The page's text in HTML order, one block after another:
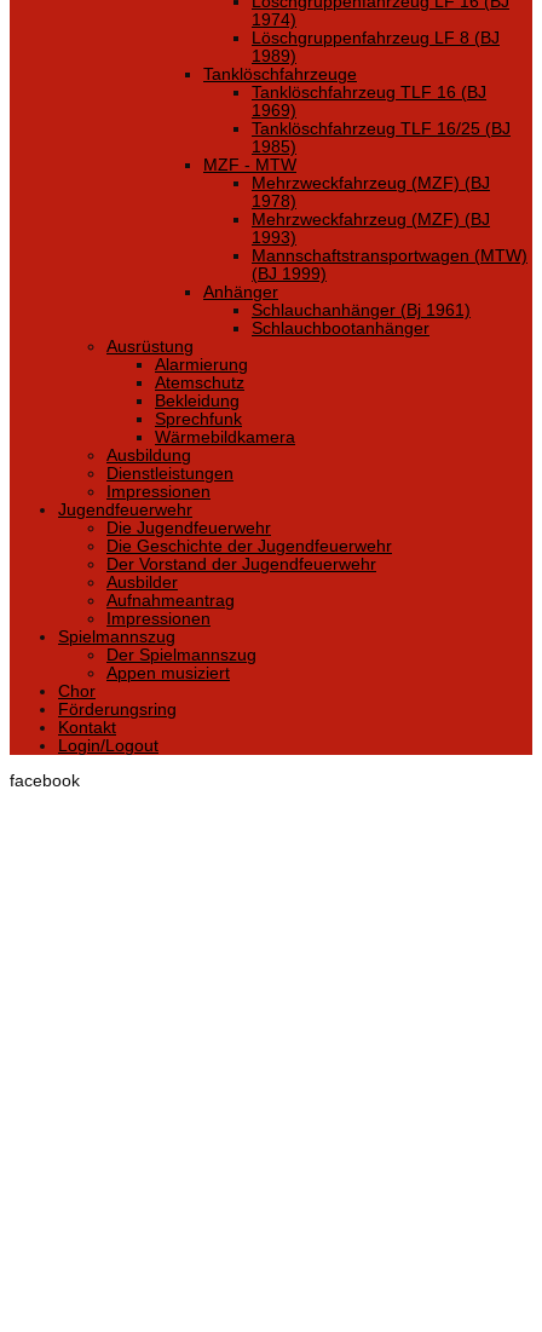
1974)
Löschgruppenfahrzeug LF 8 (BJ
1989)
Tanklöschfahrzeuge
Tanklöschfahrzeug TLF 16 (BJ
1969)
Tanklöschfahrzeug TLF 16/25 (BJ
1985)
MZF - MTW
Mehrzweckfahrzeug (MZF) (BJ
1978)
Mehrzweckfahrzeug (MZF) (BJ
1993)
Mannschaftstransportwagen (MTW)
(BJ 1999)
Anhänger
Schlauchanhänger (Bj 1961)
Schlauchbootanhänger
Ausrüstung
Alarmierung
Atemschutz
Bekleidung
Sprechfunk
Wärmebildkamera
Ausbildung
Dienstleistungen
Impressionen
Jugendfeuerwehr
Die Jugendfeuerwehr
Die Geschichte der Jugendfeuerwehr
Der Vorstand der Jugendfeuerwehr
Ausbilder
Aufnahmeantrag
Impressionen
Spielmannszug
Der Spielmannszug
Appen musiziert
Chor
Förderungsring
Kontakt
Login/Logout
facebook